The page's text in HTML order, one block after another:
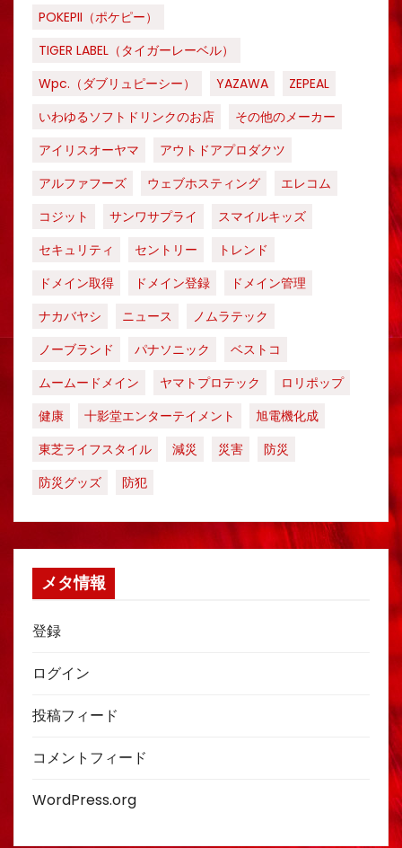
POKEPII（ポケピー）
TIGER LABEL（タイガーレーベル）
Wpc.（ダブリュピーシー）
YAZAWA
ZEPEAL
いわゆるソフトドリンクのお店
その他のメーカー
アイリスオーヤマ
アウトドアプロダクツ
アルファフーズ
ウェブホスティング
エレコム
コジット
サンワサプライ
スマイルキッズ
セキュリティ
セントリー
トレンド
ドメイン取得
ドメイン登録
ドメイン管理
ナカバヤシ
ニュース
ノムラテック
ノーブランド
パナソニック
ベストコ
ムームードメイン
ヤマトプロテック
ロリポップ
健康
十影堂エンターテイメント
旭電機化成
東芝ライフスタイル
減災 災害
防災
防災グッズ
防犯
メタ情報
登録
ログイン
投稿フィード
コメントフィード
WordPress.org